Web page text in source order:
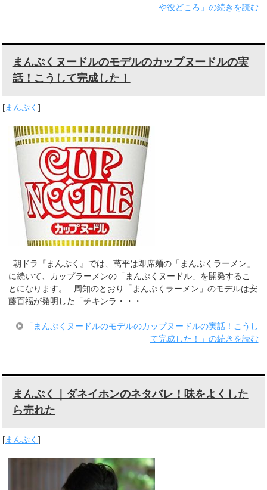
や役どころ」の続きを読む
まんぷくヌードルのモデルのカップヌードルの実
話！こうして完成した！
[まんぷく]
朝ドラ『まんぷく』では、萬平は即席麺の「まんぷくラーメン」
に続いて、カップラーメンの「まんぷくヌードル」を開発するこ
とになります。 周知のとおり「まんぷくラーメン」のモデルは安
藤百福が発明した「チキンラ・・・
「まんぷくヌードルのモデルのカップヌードルの実話！こうし
て完成した！」の続きを読む
まんぷく｜ダネイホンのネタバレ！味をよくした
ら売れた
[まんぷく]